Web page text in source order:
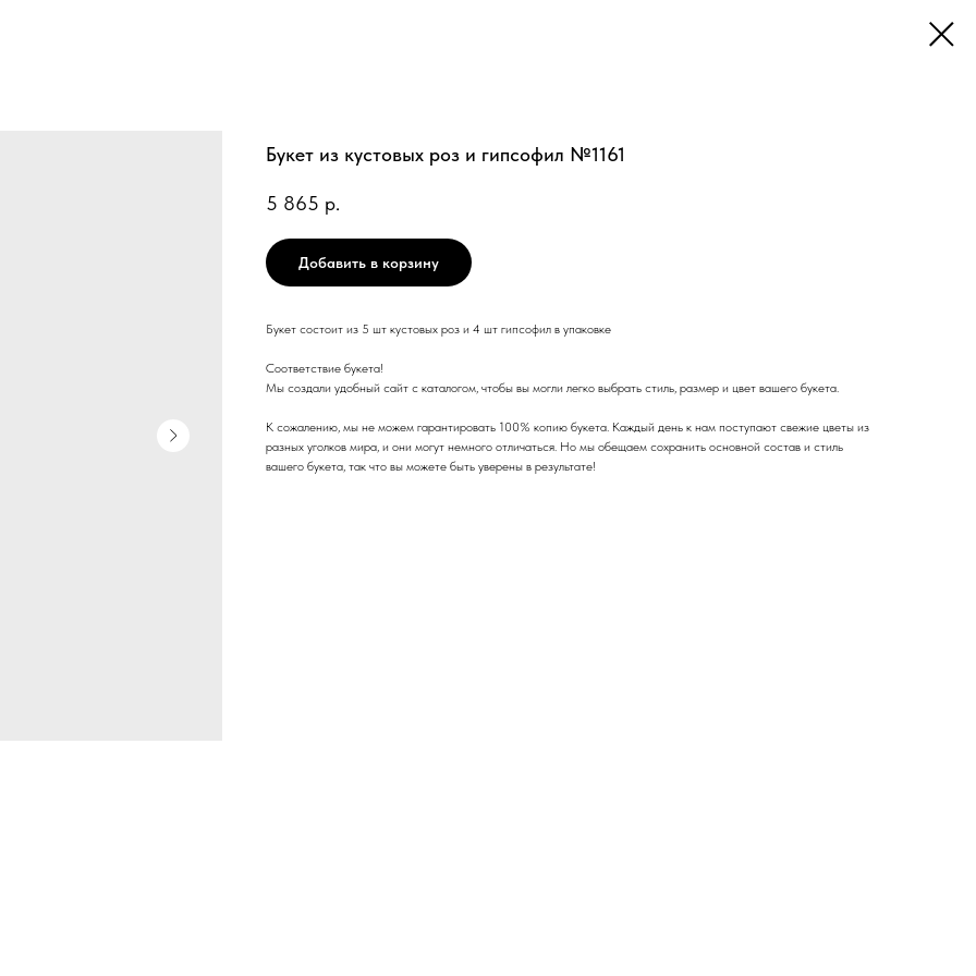
Букет из кустовых роз и гипсофил №1161
5 865 р.
Добавить в корзину
Букет состоит из 5 шт кустовых роз и 4 шт гипсофил в упаковке
Соответствие букета!
Мы создали удобный сайт с каталогом, чтобы вы могли легко выбрать стиль, размер и цвет вашего букета.
К сожалению, мы не можем гарантировать 100% копию букета. Каждый день к нам поступают свежие цветы из
разных уголков мира, и они могут немного отличаться. Но мы обещаем сохранить основной состав и стиль
вашего букета, так что вы можете быть уверены в результате!